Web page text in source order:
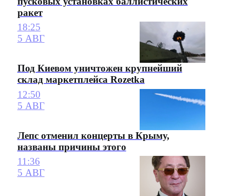
ракет
18:25
5 АВГ
Под Киевом уничтожен крупнейший
склад маркетплейса Rozetka
12:50
5 АВГ
Лепс отменил концерты в Крыму,
названы причины этого
11:36
5 АВГ